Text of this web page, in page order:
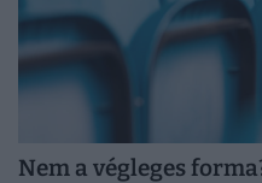
Nem a végleges